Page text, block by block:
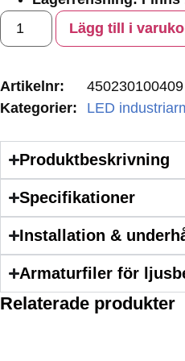
Lägg till i
Artikelnr:
450230100409
Kategorier:
LED
Produktbeskrivning
Specifikationer
Installation &
Armaturfiler för
Relaterade produkter